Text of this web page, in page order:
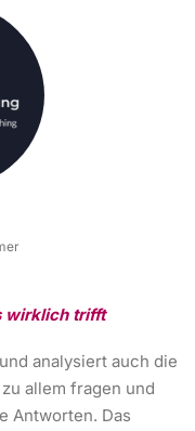
wirklich trifft
analysiert auch die
allem fragen und
Antworten. Das